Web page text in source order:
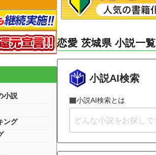
恋愛 茨城県 小説一覧
小説AI検索
小説AI検索とは
小説
ング